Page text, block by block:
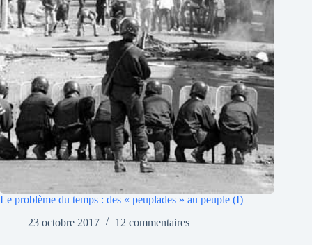
Le problème du temps : des « peuplades » au peuple (I)
23 octobre 2017
12 commentaires